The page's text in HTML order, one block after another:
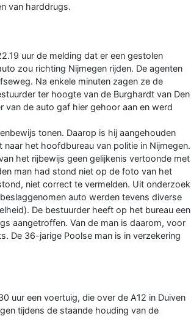
van harddrugs.
uur de melding dat er een gestolen
zou richting Nijmegen rijden. De agenten
Na enkele minuten zagen ze de
ter hoogte van de Burghardt van Den
van de auto gaf hier gehoor aan en werd
tonen. Daarop is hij aangehouden
het hoofdbureau van politie in Nijmegen.
het rijbewijs geen gelijkenis vertoonde met
man had stond niet op de foto van het
niet correct te vermelden. Uit onderzoek
auto werden tevens diverse
De bestuurder heeft op het bureau een
aangetroffen. Van de man is daarom, voor
De 36-jarige Poolse man is in verzekering
uur een voertuig, die over de A12 in Duiven
tijdens de staande houding van de